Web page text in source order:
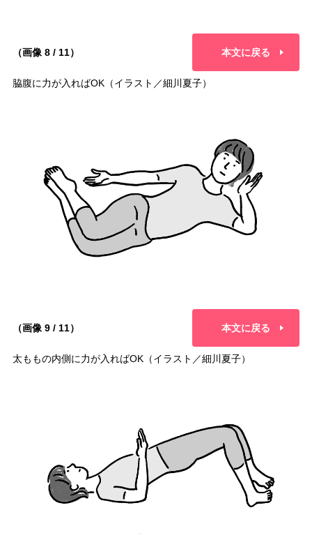
（画像 8 / 11） 本文に戻る
脇腹に力が入ればOK（イラスト／細川夏子）
（画像 9 / 11） 本文に戻る
太ももの内側に力が入ればOK（イラスト／細川夏子）